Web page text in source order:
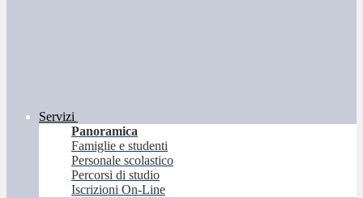
Servizi
Panoramica
Famiglie e studenti
Personale scolastico
Percorsi di studio
Iscrizioni On-Line